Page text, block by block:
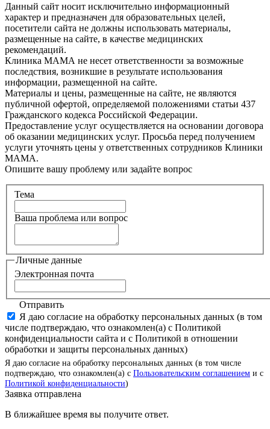
Данный сайт носит исключительно информационный
характер и предназначен для образовательных целей,
посетители сайта не должны использовать материалы,
размещенные на сайте, в качестве медицинских
рекомендаций.
Клиника МАМА не несет ответственности за возможные
последствия, возникшие в результате использования
информации, размещенной на сайте.
Материалы и цены, размещенные на сайте, не являются
публичной офертой, определяемой положениями статьи 437
Гражданского кодекса Российской Федерации.
Предоставление услуг осуществляется на основании договора
об оказании медицинских услуг. Просьба перед получением
услуги уточнять цены у ответственных сотрудников Клиники
МАМА.
Опишите вашу проблему или задайте вопрос
Тема
Ваша проблема или вопрос
Личные данные
Электронная почта
Отправить
Я даю согласие на обработку персональных данных (в том
числе подтверждаю, что ознакомлен(а) с Политикой
конфиденциальности сайта и с Политикой в отношении
обработки и защиты персональных данных)
Я даю согласие на обработку персональных данных (в том числе
подтверждаю, что ознакомлен(а) с Пользовательским соглашением и с
Политикой конфиденциальности)
Заявка отправлена
В ближайшее время вы получите ответ.